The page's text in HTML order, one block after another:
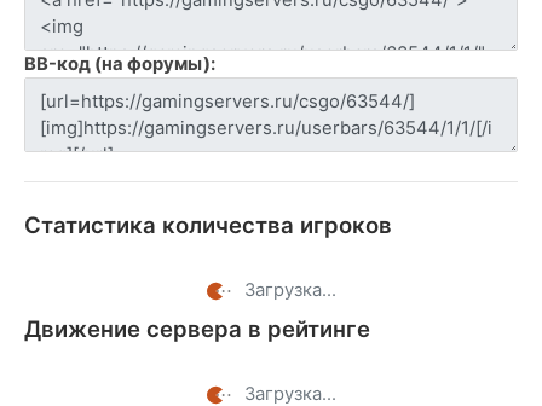
BB-код (на форумы):
Статистика количества игроков
Загрузка...
Движение сервера в рейтинге
Загрузка...